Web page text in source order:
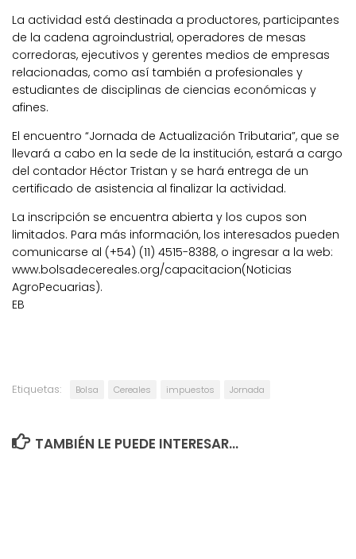
La actividad está destinada a productores, participantes
de la cadena agroindustrial, operadores de mesas
corredoras, ejecutivos y gerentes medios de empresas
relacionadas, como así también a profesionales y
estudiantes de disciplinas de ciencias económicas y
afines.
El encuentro “Jornada de Actualización Tributaria”, que se
llevará a cabo en la sede de la institución, estará a cargo
del contador Héctor Tristan y se hará entrega de un
certificado de asistencia al finalizar la actividad.
La inscripción se encuentra abierta y los cupos son
limitados. Para más información, los interesados pueden
comunicarse al (+54) (11) 4515-8388, o ingresar a la web:
www.bolsadecereales.org/capacitacion(Noticias
AgroPecuarias).
EB
Etiquetas: Bolsa Cereales impuestos Jornada
TAMBIÉN LE PUEDE INTERESAR...